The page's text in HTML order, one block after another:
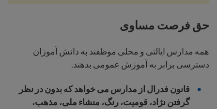
حق فرصت مساوی
همه مدارس ایالتی و محلی موظفند به دانش آموزان
دسترسی برابر به آموزش عمومی بدهند.
قانون فدرال از مدارس می خواهد که بدون در نظر
گرفتن نژاد، قومیت، رنگ، منشاء ملی، مذهب،